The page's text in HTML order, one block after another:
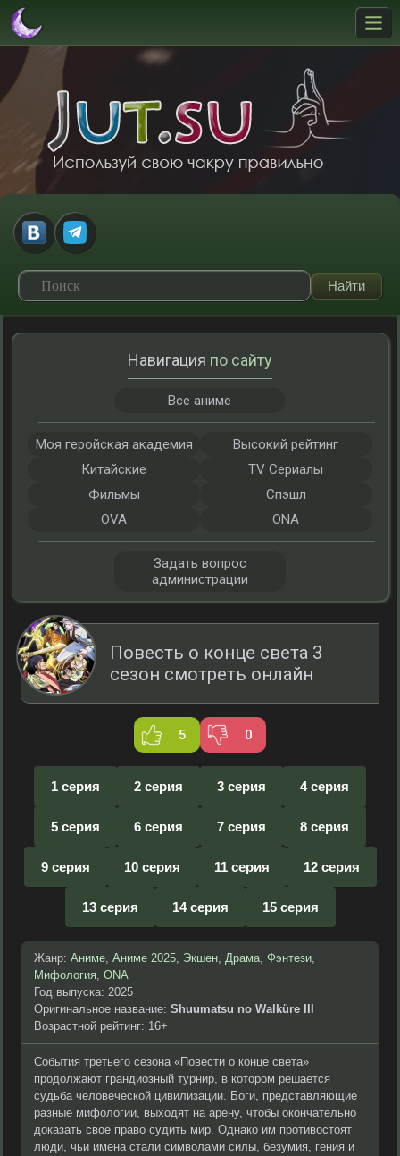
Повесть о конце света 3
сезон смотреть онлайн
5 0
1 серия 2 серия 3 серия 4 серия
5 серия 6 серия 7 серия 8 серия
9 серия 10 серия 11 серия 12 серия
13 серия 14 серия 15 серия
Жанр: Аниме, Аниме 2025, Экшен, Драма, Фэнтези,
Мифология, ONA
Год выпуска: 2025
Оригинальное название: Shuumatsu no Walküre III
Возрастной рейтинг: 16+
События третьего сезона «Повести о конце света»
продолжают грандиозный турнир, в котором решается
судьба человеческой цивилизации. Боги, представляющие
разные мифологии, выходят на арену, чтобы окончательно
доказать своё право судить мир. Однако им противостоят
люди, чьи имена стали символами силы, безумия, гения и
Навигация по сайту
Все аниме
Моя геройская академия
Высокий рейтинг
Китайские
TV Сериалы
Фильмы
Спэшл
OVA
ONA
Задать вопрос
администрации